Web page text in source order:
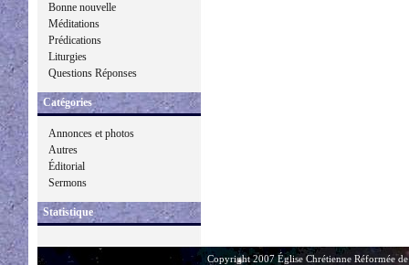
Bonne nouvelle
Méditations
Prédications
Liturgies
Questions Réponses
Catégories
Annonces et photos
Autres
Éditorial
Sermons
Statistique
Copyright 2007 Église Chrétienne Réformée